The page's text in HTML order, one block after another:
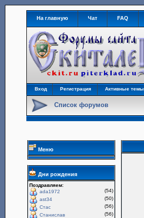
На главную Чат FAQ
Вход Регистрация Активные темы
Список форумов
Меню
Дни рождения
Поздравляем:
ada1972
(54)
ast34
(50)
Стас
(56)
Станислав
(56)